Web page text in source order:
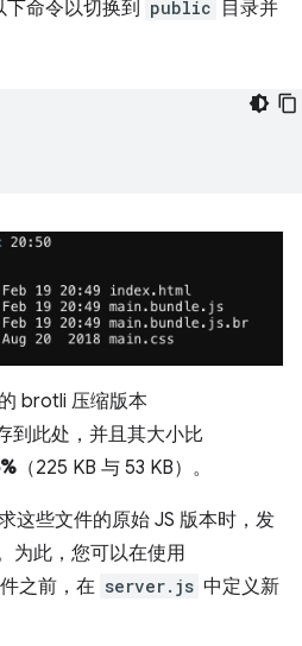
命令以切换到 public
目录并
brotli 压缩版本
到此处，并且其大小比
（225 KB 与 53 KB）。
这些文件的原始 JS 版本时，发
为此，您可以在使用
之前，在 server.js 中定义新